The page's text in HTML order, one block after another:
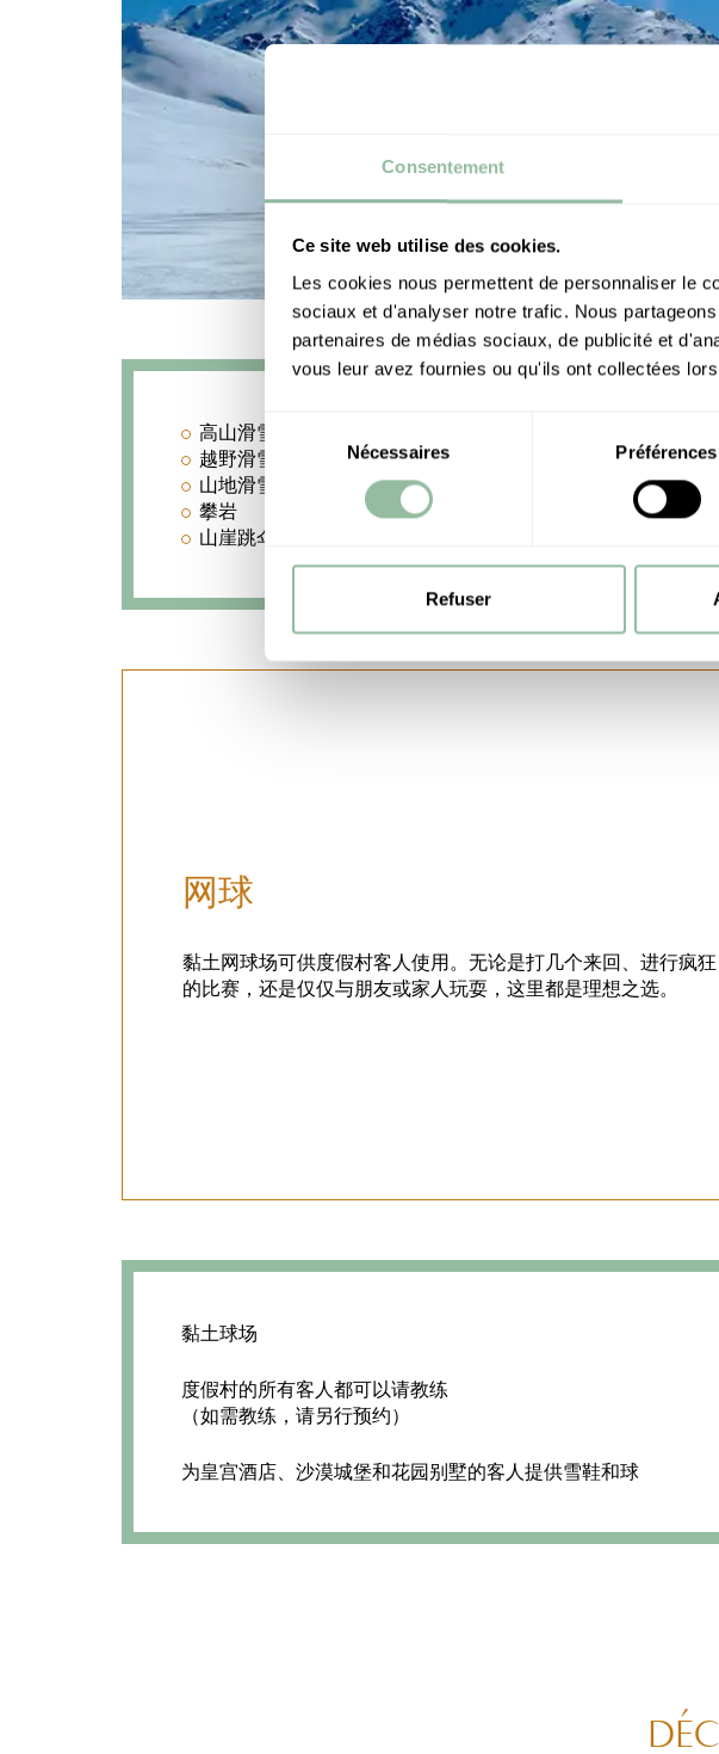
Consentement
Ce site web utilise des cookies.
Les cookies nous permettent de personnaliser le
sociaux et d'analyser notre trafic. Nous
partenaires de médias sociaux, de publicité et
vous leur avez fournies ou qu'ils ont collectées
Sélection
du
consentement
Nécessaires Préférences
Refuser
高山滑雪
越野滑雪
山地滑雪
攀岩
山崖跳伞
网球
黏土网球场可供度假村客人使用。无论是打几个来回、进行疯狂
的比赛，还是仅仅与朋友或家人玩耍，这里都是理想之选。
黏土球场
度假村的所有客人都可以请教练
（如需教练，请另行预约）
为皇宫酒店、沙漠城堡和花园别墅的客人提供雪鞋和球